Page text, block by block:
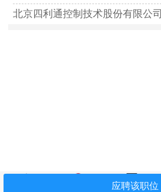
北京四利通控制技术股份有限公司